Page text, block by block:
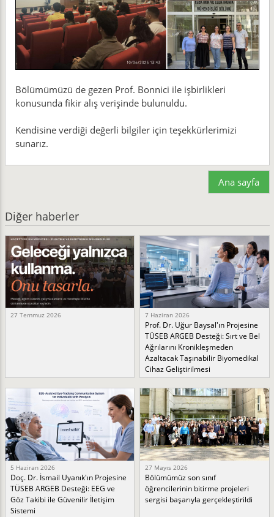
Bölümümüzü de gezen Prof. Bonnici ile işbirlikleri
konusunda fikir alış verişinde bulunuldu.
Kendisine verdiği değerli bilgiler için teşekkürlerimizi
sunarız.
Ana sayfa
Diğer haberler
27 Temmuz 2026 7 Haziran 2026
Prof. Dr. Uğur Baysal'ın Projesine
TÜSEB ARGEB Desteği: Sırt ve Bel
Ağrılarını Kronikleşmeden
Azaltacak Taşınabilir Biyomedikal
Cihaz Geliştirilmesi
5 Haziran 2026
Doç. Dr. İsmail Uyanık'ın Projesine
TÜSEB ARGEB Desteği: EEG ve
Göz Takibi ile Güvenilir İletişim
Sistemi
27 Mayıs 2026
Bölümümüz son sınıf
öğrencilerinin bitirme projeleri
sergisi başarıyla gerçekleştirildi